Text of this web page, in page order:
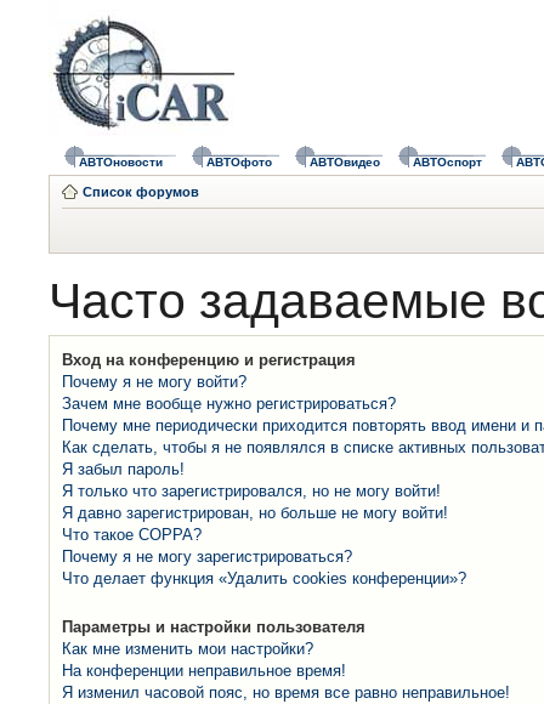
АВТОновости АВТОфото АВТОвидео АВТОспорт
Список форумов
Часто задаваемые
Вход на конференцию и регистрация
Почему я не могу войти?
Зачем мне вообще нужно регистрироваться?
Почему мне периодически приходится повторять ввод имени и
Как сделать, чтобы я не появлялся в списке активных
Я забыл пароль!
Я только что зарегистрировался, но не могу войти!
Я давно зарегистрирован, но больше не могу войти!
Что такое COPPA?
Почему я не могу зарегистрироваться?
Что делает функция «Удалить cookies конференции»?
Параметры и настройки пользователя
Как мне изменить мои настройки?
На конференции неправильное время!
Я изменил часовой пояс, но время все равно неправильное!